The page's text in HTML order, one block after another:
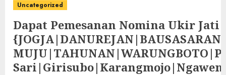
Uncategorized
Dapat Pemesanan Nomina Ukir